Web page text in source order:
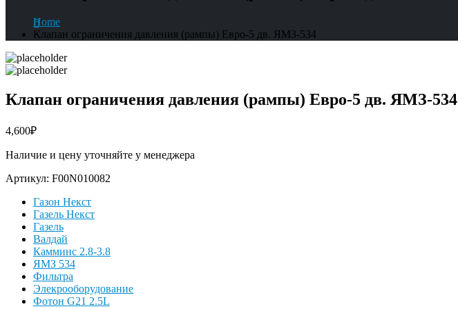
Home
Клапан ограничения давления (рампы) Евро-5 дв. ЯМЗ-534
Клапан ограничения давления (рампы) Евро-5 дв. ЯМЗ-534
4,600₽
Наличие и цену уточняйте у менеджера
Артикул: F00N010082
Газон Некст
Газель Некст
Газель
Валдай
Камминс 2.8-3.8
ЯМЗ 534
Фильтра
Элекрооборудование
Фотон G21 2.5L